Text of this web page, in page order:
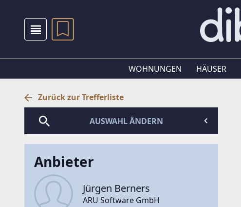
WOHNUNGEN HÄUSER
Zurück zur Trefferliste
AUSWAHL ÄNDERN
Anbieter
Jürgen Berners
ARU Software GmbH